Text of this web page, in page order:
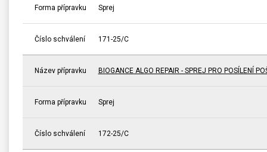
Forma přípravku Sprej
Číslo schválení 171-25/C
Název přípravku BIOGANCE ALGO REPAIR - SPREJ PRO POSÍLENÍ
Forma přípravku Sprej
Číslo schválení 172-25/C